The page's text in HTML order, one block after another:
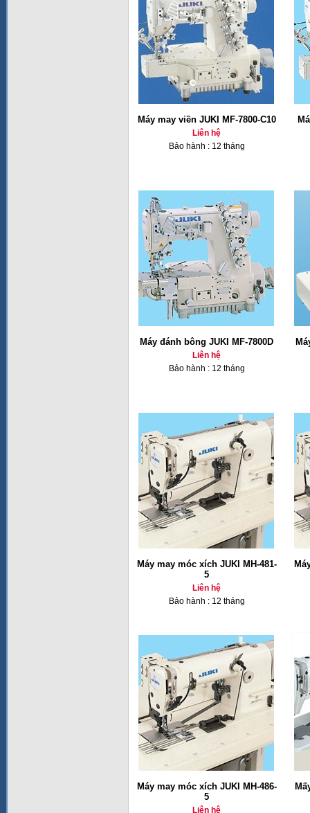
Máy may viền JUKI MF-7800-C10
Liên hệ
Bảo hành : 12 tháng
Máy đánh bông JUKI MF-7800D
Liên hệ
Bảo hành : 12 tháng
Máy may móc xích JUKI MH-481-
5
Liên hệ
Bảo hành : 12 tháng
Máy may móc xích JUKI MH-486-
5
Liên hệ